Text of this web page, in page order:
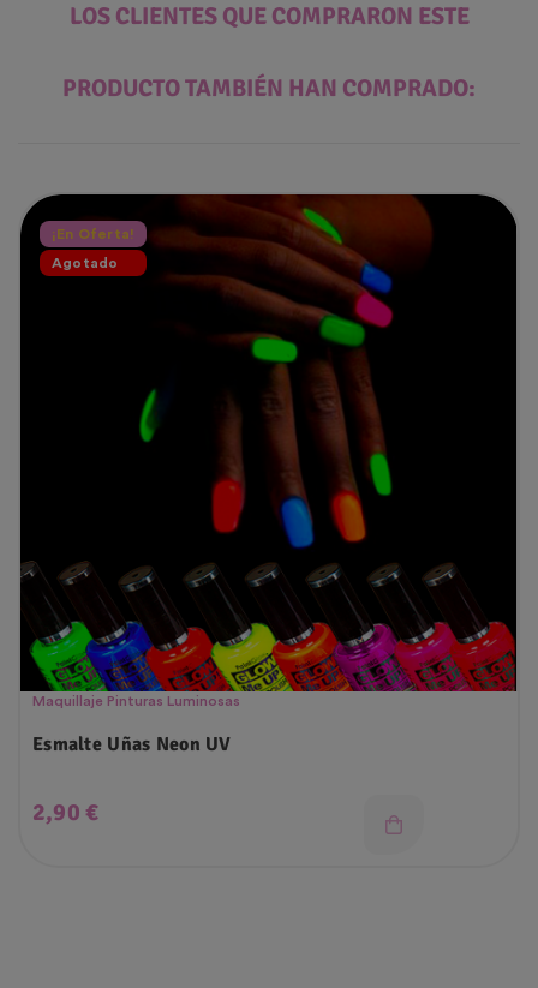
LOS CLIENTES QUE COMPRARON ESTE
PRODUCTO TAMBIÉN HAN COMPRADO:
¡En Oferta!
Agotado
Maquillaje Pinturas Luminosas
Esmalte Uñas Neon UV
Precio
2,90 €